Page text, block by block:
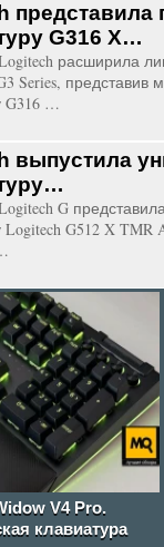
представила
G316 X…
расширила
Series, представив
G316 …
выпустила
G
Logitech G512 X TMR
V4 Pro.
клавиатура